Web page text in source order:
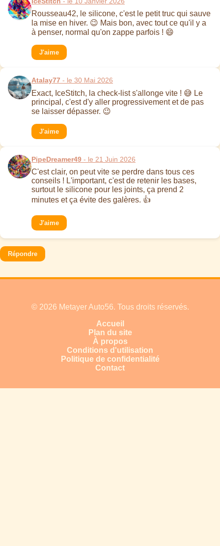
Rousseau42, le silicone, c'est le petit truc qui sauve
la mise en hiver. 😉 Mais bon, avec tout ce qu'il y a
à penser, normal qu'on zappe parfois ! 😄
J'aime
Atalay77 - le 30 Mai 2026
Exact, IceStitch, la check-list s'allonge vite ! 😅 Le
principal, c'est d'y aller progressivement et de pas
se laisser dépasser. 😉
J'aime
PipeDreamer49 - le 21 Juin 2026
C'est clair, on peut vite se perdre dans tous ces
conseils ! L'important, c'est de retenir les bases,
surtout le silicone pour les joints, ça prend 2
minutes et ça évite des galères. 👍
J'aime
Répondre
© 2026 Metayer Auto56. Tous droits réservés.
Accueil
Plan du site
À propos
Conditions d'utilisation
Politique de confidentialité
Contact